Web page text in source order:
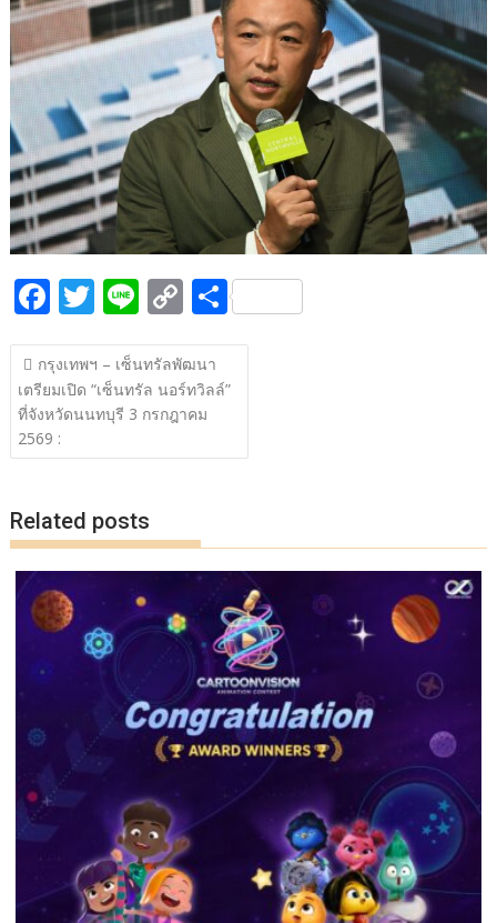
o
o
k
Li
n
k
F
ac
e
b
o
o
k
T
w
itt
er
Li
n
e
C
o
p
y
n
S
h
e
แนะแนว
เรื่อง
กรุงเทพฯ – เซ็นทรัลพัฒนา
เตรียมเปิด “เซ็นทรัล นอร์ทวิลล์”
ที่จังหวัดนนทบุรี 3 กรกฎาคม
2569 :
Related posts